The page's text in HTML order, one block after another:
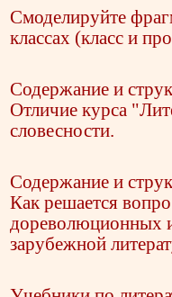
Смоделируйте
классах (класс и
Содержание и
Отличие курса
словесности.
Содержание и
Как решается
дореволюционных
зарубежной